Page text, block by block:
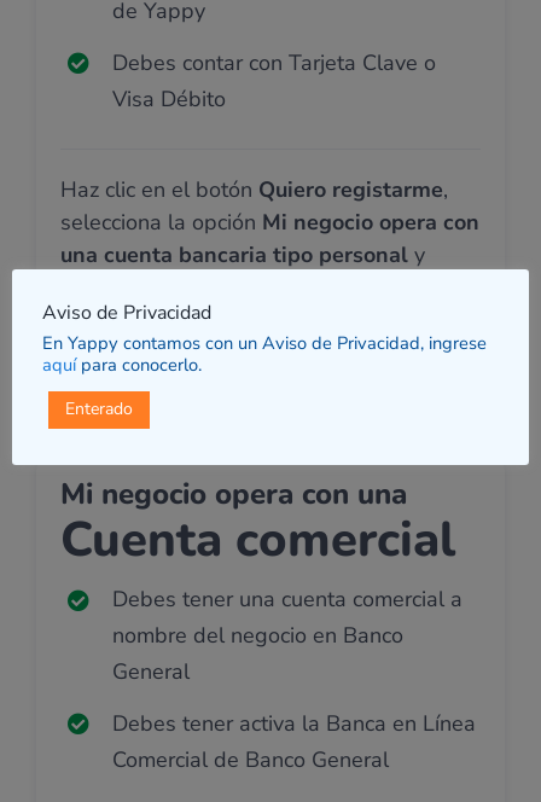
de Yappy
Debes contar con Tarjeta Clave o
Visa Débito
Haz clic en el botón Quiero registarme,
selecciona la opción Mi negocio opera con
una cuenta bancaria tipo personaly
Quiero registrarme
Mi negocio opera con una
Cuenta comercial
Debes tener una cuenta comercial a
nombre del negocio en Banco
General
Debes tener activa la Banca en Línea
Comercial de Banco General
Aviso de Privacidad
En Yappy contamos con un Aviso de Privacidad, ingrese
aquípara conocerlo.
Enterado